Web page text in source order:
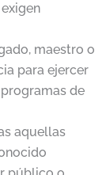
maestro o
para ejercer
de
aquellas